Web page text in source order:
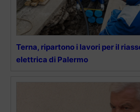
Terna, ripartono i lavori per il
elettrica di Palermo